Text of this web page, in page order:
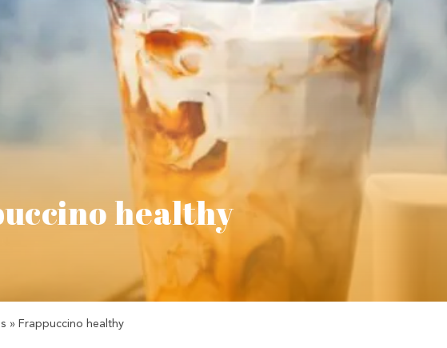
healthy
» Frappuccino healthy